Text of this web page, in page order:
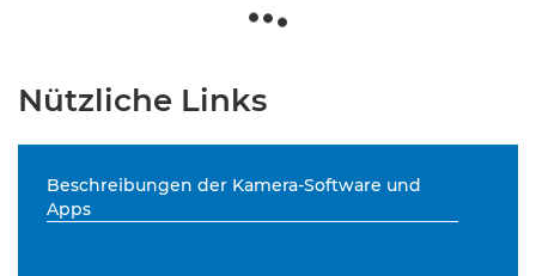
Nützliche Links
Beschreibungen der Kamera-Software und
Apps